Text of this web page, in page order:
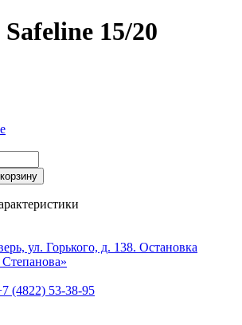
15/20
ул. Горького, д. 138. Остановка
(4822) 53-38-95